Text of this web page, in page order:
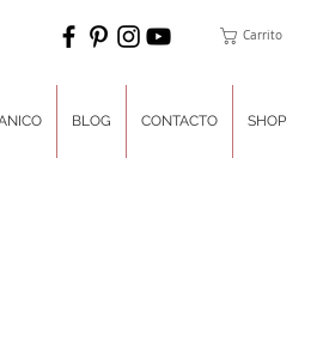
Carrito
BLOG CONTACTO SHOP